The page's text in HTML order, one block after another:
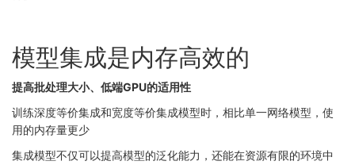
模型集成是内存高效的
提高批处理大小、低端GPU的适用性
训练深度等价集成和宽度等价集成模型时，相比单一网络模型，使
用的内存量更少
集成模型不仅可以提高模型的泛化能力，还能在资源有限的环境中